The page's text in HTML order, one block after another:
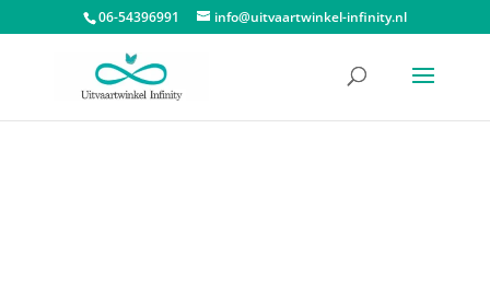
06-54396991 info@uitvaartwinkel-infinity.nl
Urnen/Glazen urnen